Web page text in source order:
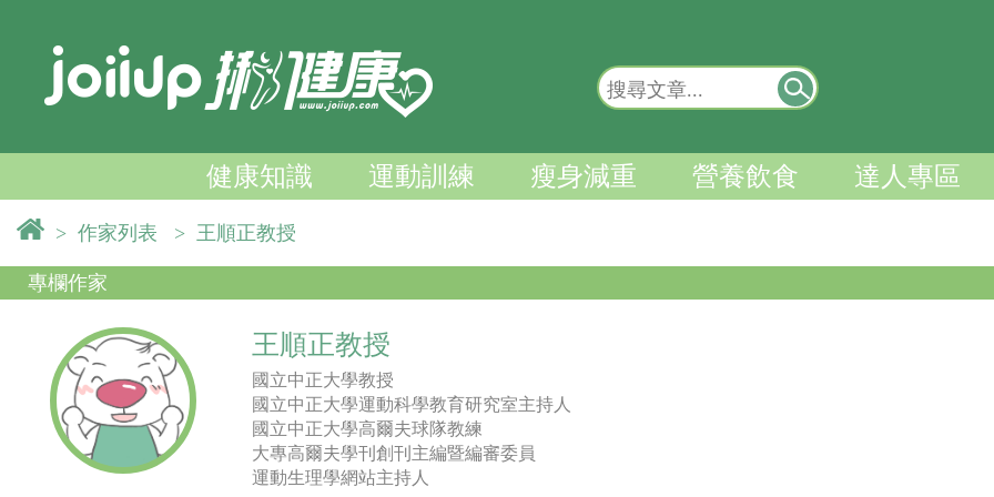
健康知識 運動訓練 瘦身減重 營養飲食 達人專區
> 作家列表 > 王順正教授
專欄作家
王順正教授
國立中正大學教授
國立中正大學運動科學教育研究室主持人
國立中正大學高爾夫球隊教練
大專高爾夫學刊創刊主編暨編審委員
運動生理學網站主持人